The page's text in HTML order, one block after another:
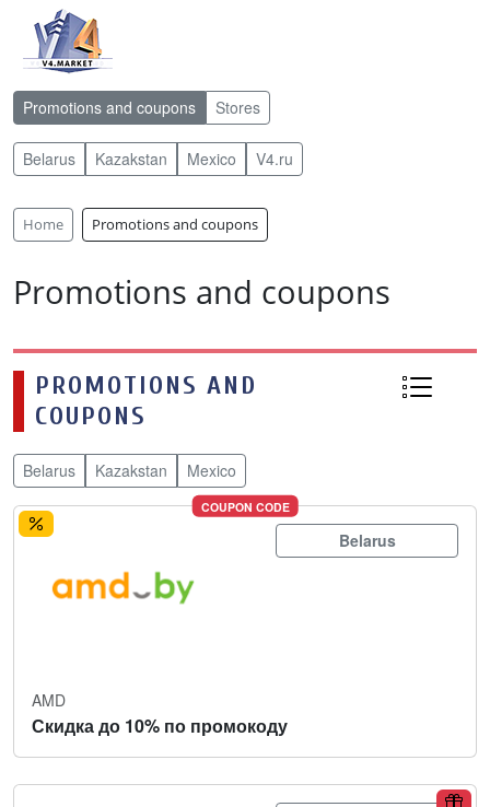
Promotions and coupons Stores
Belarus Kazakstan Mexico V4.ru
Home Promotions and coupons
Promotions and coupons
PROMOTIONS AND
COUPONS
Belarus Kazakstan Mexico
COUPON CODE
Belarus
AMD
Скидка до 10% по промокоду